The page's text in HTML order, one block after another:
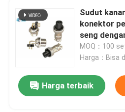
Sudut
konektor
seng
MOQ：100
Harga：Bisa
Harga terbaik